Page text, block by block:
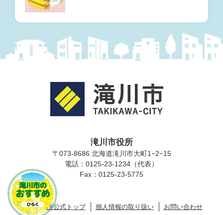
滝川市役所
〒073-8686 北海道滝川市大町1−2−15
電話：0125-23-1234（代表）
Fax：0125-23-5775
滝川市役所公式トップ 個人情報の取り扱い お問い合わせ
滝川市のおすす
め